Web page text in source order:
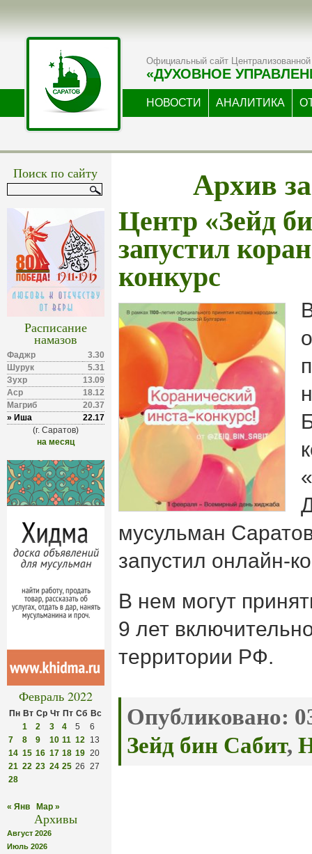
Официальный сайт Централизованной
«ДУХОВНОЕ
НОВОСТИ АНАЛИТИКА
Поиск по сайту
Расписание
намазов
Фаджр
3.30
Шурук
5.31
Зухр
13.09
Аср
18.12
Магриб
20.37
» Иша
22.17
(г. Саратов)
на месяц
Февраль 2022
Пн Вт Ср Чт Пт Сб Вс
1
2 3 4 5
6
7
8 9 10 11 12
13
14 15 16 17 18 19 20
21 22 23 24 25 26 27
28
« Янв Мар »
Архивы
Август 2026
Июль 2026
Архив
Центр «Зейд
запустил
конкурс
мусульман
запустил онлайн-
В нем могут
9 лет
территории РФ.
Опубликовано:
Зейд бин Сабит,